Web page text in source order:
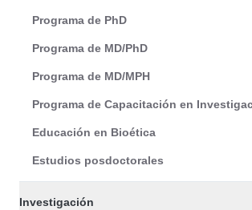
Programa de PhD
Programa de MD/PhD
Programa de MD/MPH
Programa de Capacitación en
Educación en Bioética
Estudios posdoctorales
Investigación